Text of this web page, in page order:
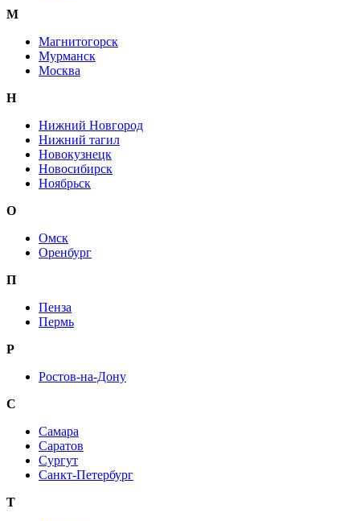
М
Магнитогорск
Мурманск
Москва
Н
Нижний Новгород
Нижний тагил
Новокузнецк
Новосибирск
Ноябрьск
О
Омск
Оренбург
П
Пенза
Пермь
Р
Ростов-на-Дону
С
Самара
Саратов
Сургут
Санкт-Петербург
Т